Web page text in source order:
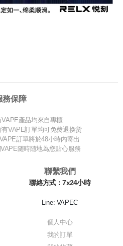
務保障
產品均來自專櫃
VAPE訂單均可免费退换货
訂單將於48小時内寄出
随時随地為您贴心服務
聯繫我們
聯絡方式：7x24小時
Line: VAPEC
個人中心
我的訂單